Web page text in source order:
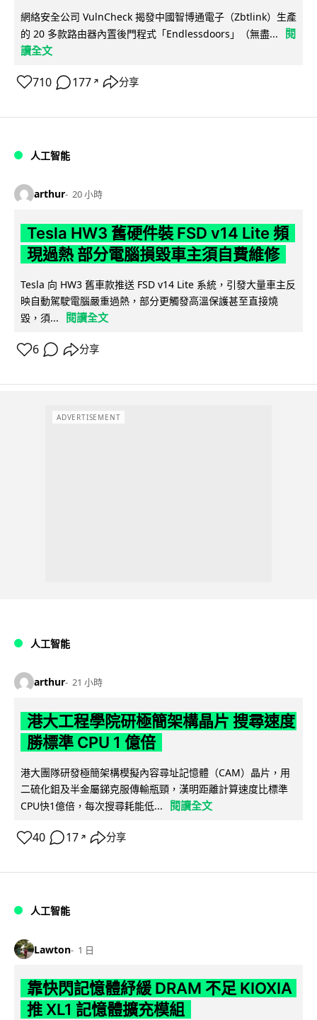
網絡安全公司 VulnCheck 揭發中國智博通電子（Zbtlink）生產
的 20 多款路由器內置後門程式「Endlessdoors」（無盡...
閱
讀全文
710 177 ↗ 分享
人工智能
arthur 20 小時
Tesla HW3 舊硬件裝 FSD v14 Lite 頻
現過熱 部分電腦損毀車主須自費維修
Tesla 向 HW3 舊車款推送 FSD v14 Lite 系統，引發大量車主反
映自動駕駛電腦嚴重過熱，部分更觸發高溫保護甚至直接燒
毀，須...
閱讀全文
6 分享
ADVERTISEMENT
人工智能
arthur 21 小時
港大工程學院研極簡架構晶片 搜尋速度
勝標準 CPU 1 億倍
港大團隊研發極簡架構模擬內容尋址記憶體（CAM）晶片，用
二硫化鉬及半金屬銻克服傳輸瓶頸，漢明距離計算速度比標準
CPU快1億倍，每次搜尋耗能低...
閱讀全文
40 17 ↗ 分享
人工智能
Lawton 1 日
靠快閃記憶體紓緩 DRAM 不足 KIOXIA
推 XL1 記憶體擴充模組